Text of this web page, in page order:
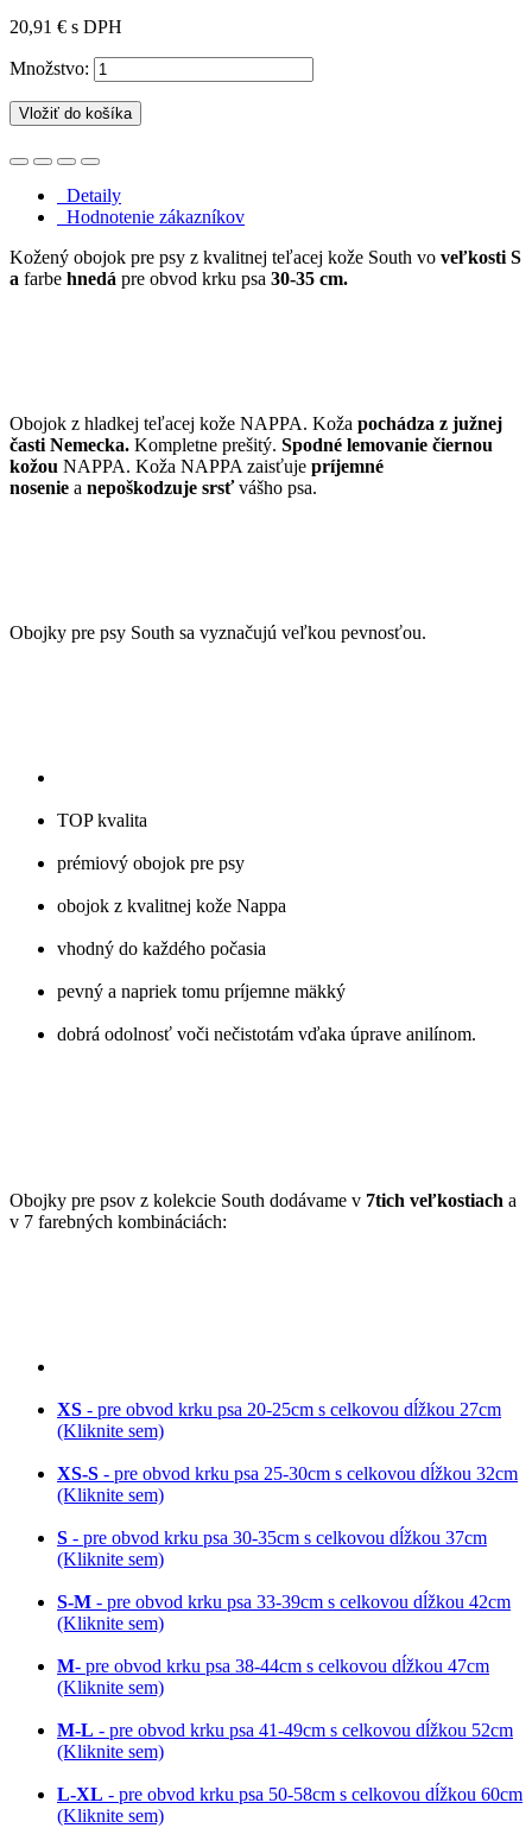
20,91 € s DPH
Množstvo:
Vložiť do košíka
Detaily
Hodnotenie zákazníkov
Kožený obojok pre psy z kvalitnej teľacej kože South vo veľkosti S
a farbe hnedá pre obvod krku psa 30-35 cm.
Obojok z hladkej teľacej kože NAPPA. Koža pochádza z južnej
časti Nemecka. Kompletne prešitý. Spodné lemovanie čiernou
kožou NAPPA. Koža NAPPA zaisťuje príjemné
nosenie a nepoškodzuje srsťvášho psa.
Obojky pre psy South sa vyznačujú veľkou pevnosťou.
TOP kvalita
prémiový obojok pre psy
obojok z kvalitnej kože Nappa
vhodný do každého počasia
pevný a napriek tomu príjemne mäkký
dobrá odolnosť voči nečistotám vďaka úprave anilínom.
Obojky pre psov z kolekcie South dodávame v 7tich veľkostiach a
v 7 farebných kombináciách:
XS - pre obvod krku psa 20-25cm s celkovou dĺžkou 27cm
(Kliknite sem)
XS-S - pre obvod krku psa 25-30cm s celkovou dĺžkou 32cm
(Kliknite sem)
S - pre obvod krku psa 30-35cm s celkovou dĺžkou 37cm
(Kliknite sem)
S-M - pre obvod krku psa 33-39cm s celkovou dĺžkou 42cm
(Kliknite sem)
M- pre obvod krku psa 38-44cm s celkovou dĺžkou 47cm
(Kliknite sem)
M-L - pre obvod krku psa 41-49cm s celkovou dĺžkou 52cm
(Kliknite sem)
L-XL - pre obvod krku psa 50-58cm s celkovou dĺžkou 60cm
(Kliknite sem)